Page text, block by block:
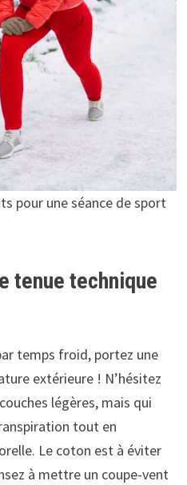
pour une séance de sport
tenue technique
temps froid, portez une
extérieure ! N’hésitez
légères, mais qui
tout en
Le coton est à éviter
à mettre un coupe-vent